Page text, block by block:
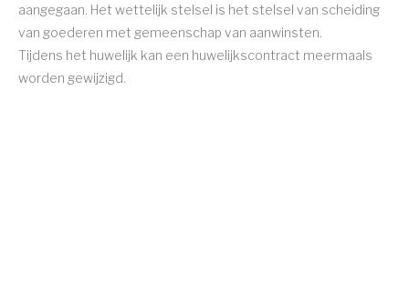
aangegaan. Het wettelijk stelsel is het stelsel van scheiding
van goederen met gemeenschap van aanwinsten.
Tijdens het huwelijk kan een huwelijkscontract meermaals
worden gewijzigd.